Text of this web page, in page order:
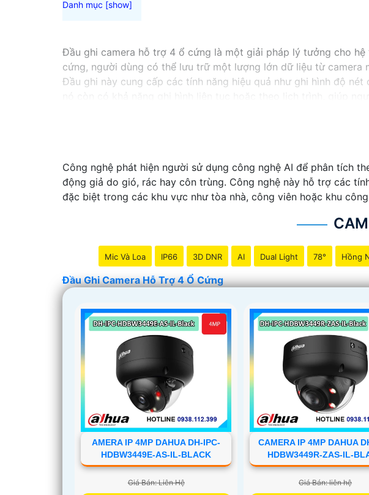
Đầu ghi camera hỗ trợ 4 ổ cứng là một giải pháp lý tưởng cho
cứng, người dùng có thể lưu trữ một lượng lớn dữ liệu từ camera
Đầu ghi này cung cấp các tính năng hiệu quả như ghi hình độ
Với đầu ghi camera hỗ trợ 4 ổ cứng, bạn có thể yên tâm về
Công nghệ phát hiện người sử dụng công nghệ AI để phân tích
động giả do gió, rác hay côn trùng. Công nghệ này hỗ trợ các
đặc biệt trong các khu vực như tòa nhà, công viên hoặc khu
Mic Và Loa IP66 3D DNR AI Dual Light 78° Hồng
Đầu Ghi Camera Hỗ Trợ 4 Ổ Cứng
AMERA IP 4MP DAHUA DH-IPC-
HDBW3449E-AS-IL-BLACK
Giá Bán: Liên Hệ
CAMERA IP 4MP DAHUA
HDBW3449R-ZAS-IL-
Giá Bán: liên hệ